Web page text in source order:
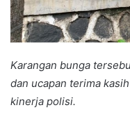
Karangan bunga
dan ucapan terima
kinerja polisi.